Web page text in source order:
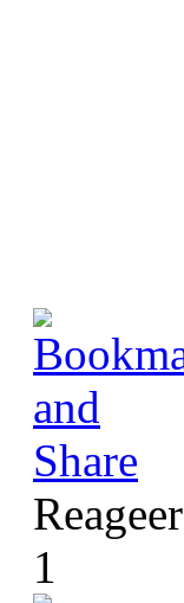
Reageer
1